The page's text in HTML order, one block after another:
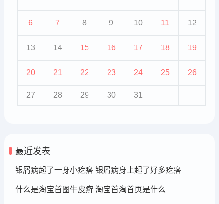
6 7 8 9 10 11 12
13 14 15 16 17 18 19
20 21 22 23 24 25 26
27 28 29 30 31
最近发表
银屑病起了一身小疙瘩 银屑病身上起了好多疙瘩
什么是淘宝首图牛皮癣 淘宝首淘首页是什么